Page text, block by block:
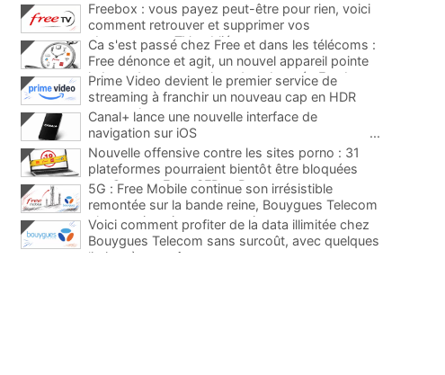
Freebox : vous payez peut-être pour rien, voici
comment retrouver et supprimer vos
abonnements TV oubliés
...
Ca s'est passé chez Free et dans les télécoms :
Free dénonce et agit, un nouvel appareil pointe
le bout de son nez chez des abonnés Freebox...
Prime Video devient le premier service de
streaming à franchir un nouveau cap en HDR
avec ce lancement
Canal+ lance une nouvelle interface de
navigation sur iOS
...
Nouvelle offensive contre les sites porno : 31
plateformes pourraient bientôt être bloquées
par Orange, Free, SFR et Bouygues
5G : Free Mobile continue son irrésistible
remontée sur la bande reine, Bouygues Telecom
plus que jamais sous pression
Voici comment profiter de la data illimitée chez
Bouygues Telecom sans surcoût, avec quelques
limites à connaître